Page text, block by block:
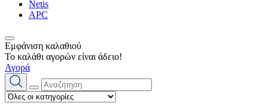
Netis
APC
Εμφάνιση καλαθιού
Το καλάθι αγορών είναι άδειο!
Αγορά